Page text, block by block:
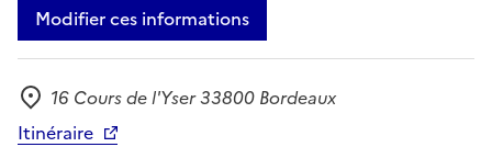
Modifier ces informations
Adresse
16 Cours de l'Yser 33800 Bordeaux
Itinéraire